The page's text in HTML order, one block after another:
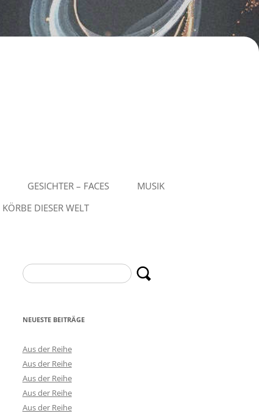
GESICHTER – FACES
MUSIK
KÖRBE DIESER WELT
Suchen
nach:
NEUESTE BEITRÄGE
Aus der Reihe
Aus der Reihe
Aus der Reihe
Aus der Reihe
Aus der Reihe